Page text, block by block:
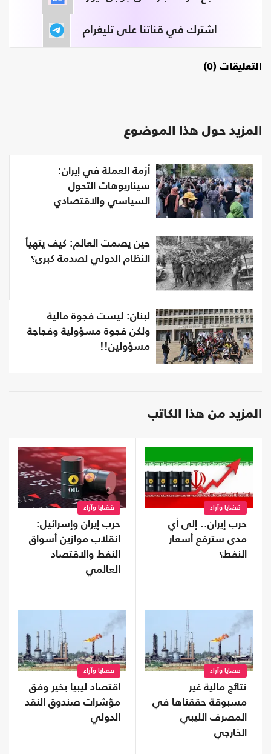
اشترك في قناتنا على تليغرام
التعليقات (0)
المزيد حول هذا الموضوع
أزمة العملة في إيران:
سيناريوهات التحول
السياسي والاقتصادي
حين يصمت العالم: كيف يتهيأ
النظام الدولي لصدمة كبرى؟
لبنان: ليست فجوة مالية
ولكن فجوة مسؤولية وفجاجة
مسؤولين!!
المزيد من هذا الكاتب
قضايا وآراء
حرب إيران.. إلى أي
مدى سترفع أسعار
النفط؟
قضايا وآراء
حرب إيران وإسرائيل:
انقلاب موازين أسواق
النفط والاقتصاد
العالمي
قضايا وآراء
نتائج مالية غير
مسبوقة حققناها في
المصرف الليبي
الخارجي
قضايا وآراء
‏اقتصاد ليبيا بخير وفق
مؤشرات صندوق النقد
الدولي